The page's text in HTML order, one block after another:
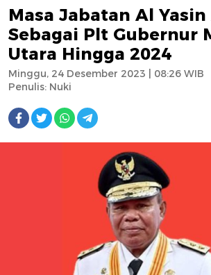
Masa Jabatan Al
Sebagai Plt Gubernur
Utara Hingga 2024
Penulis: Nuki
Minggu, 24 Desember 2023 | 08:26 WIB